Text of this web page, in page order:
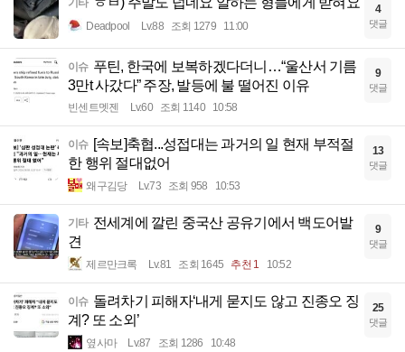
기타
Deadpool Lv.88 조회 1279 11:00
4
댓글
이슈 푸틴, 한국에 보복하겠다더니…“울산서 기름
3만t 사갔다” 주장, 발등에 불 떨어진 이유
빈센트멧젠 Lv.60 조회 1140 10:58
9
댓글
이슈 [속보]축협...성접대는 과거의 일 현재 부적절
한 행위 절대없어
왜구김당 Lv.73 조회 958 10:53
13
댓글
기타 전세계에 깔린 중국산 공유기에서 백도어발
견
제르만크록 Lv.81 조회 1645 추천 1 10:52
9
댓글
이슈 돌려차기 피해자‘내게 묻지도 않고 진종오 징
계? 또 소외’
옆사마 Lv.87 조회 1286 10:48
25
댓글